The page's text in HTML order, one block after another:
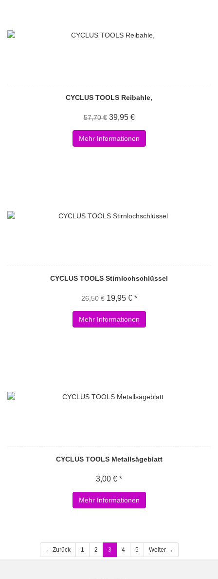
CYCLUS TOOLS Reibahle,
57,70 € 39,95 €
Mehr Informationen
CYCLUS TOOLS Stirnlochschlüssel
26,50 € 19,95 € *
Mehr Informationen
CYCLUS TOOLS Metallsägeblatt
3,00 € *
Mehr Informationen
← Zurück 1 2 3 4 5 Weiter →